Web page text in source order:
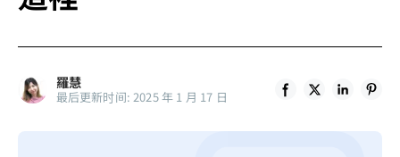
BuhoLaunchpad
部落格
更多
羅慧
最后更新时间: 2025 年 1 月 17 日